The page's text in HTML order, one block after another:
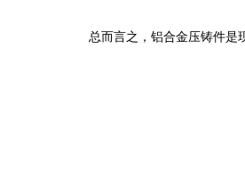
总而言之，铝合金压铸件是